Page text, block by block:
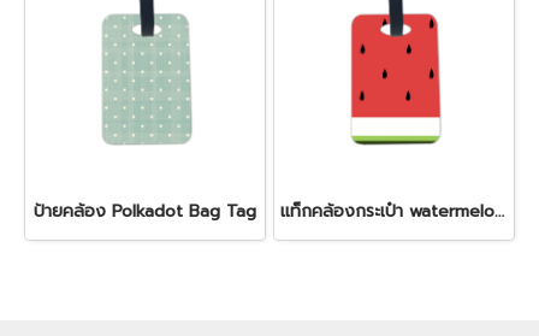
ป้ายคล้อง Polkadot Bag Tag แท็กคล้องกระเป๋า watermelon Bag Tag